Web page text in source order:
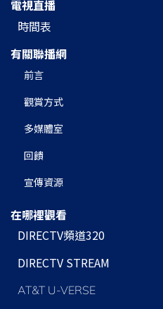
電視直播
時間表
有關聯播網
前言
觀賞方式
多媒體室
回饋
宣傳資源
在哪裡觀看
DIRECTV頻道320
DIRECTV STREAM
AT&T U-VERSE